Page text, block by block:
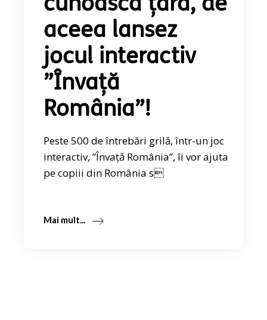
cunoască țara, de
aceea lansez
jocul interactiv
”Învață
România”!
Peste 500 de întrebări grilă, într-un joc
interactiv, ”Învață România”, îi vor ajuta
pe copiii din România s
Mai mult...